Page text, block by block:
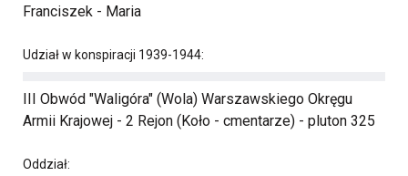
Franciszek - Maria
Udział w konspiracji 1939-1944:
III Obwód "Waligóra" (Wola) Warszawskiego Okręgu
Armii Krajowej - 2 Rejon (Koło - cmentarze) - pluton 325
Oddział: